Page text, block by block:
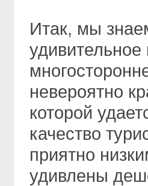
Итак, мы
удивительное
невероятно
которой
качество
приятно
удивлены